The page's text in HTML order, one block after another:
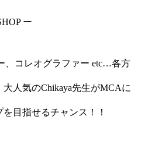
ー
、コレオグラファー etc…各方
人気のChikaya先生がMCAに
目指せるチャンス！！